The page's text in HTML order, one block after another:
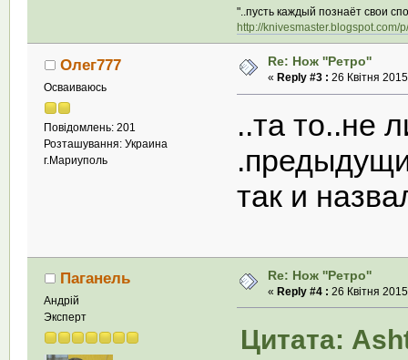
"..пусть каждый познаёт свои
http://knivesmaster.blogspot.com/
Олег777
Осваиваюсь
Повідомлень: 201
Розташування: Украина
г.Мариуполь
Re: Нож ''Ретро''
« Reply #3 : 26 Квітня
..та то..не
так и
Паганель
Андрій
Эксперт
Re: Нож ''Ретро''
« Reply #4 : 26 Квітня
Цитата: